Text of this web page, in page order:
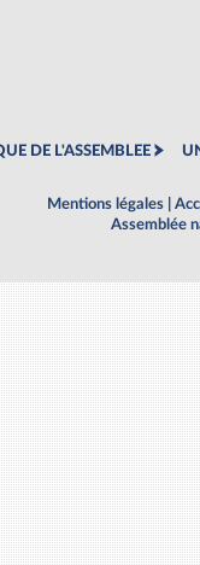
DE L'ASSEMBLEE
Mentions légales
Assemblée